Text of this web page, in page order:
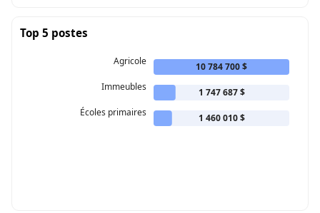
Top 5 postes
Agricole
10 784 700 $
Immeubles
1 747 687 $
Écoles primaires
1 460 010 $